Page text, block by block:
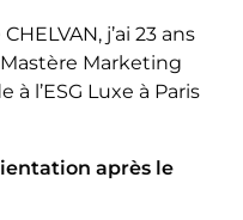
j’ai 23 ans
Marketing
l’ESG Luxe à Paris
après le